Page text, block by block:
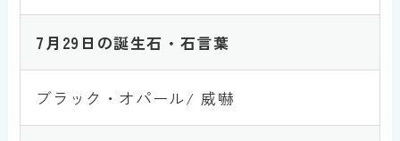
7月 29 日 の誕生石・石言葉
ブラック・オパール/ 威嚇